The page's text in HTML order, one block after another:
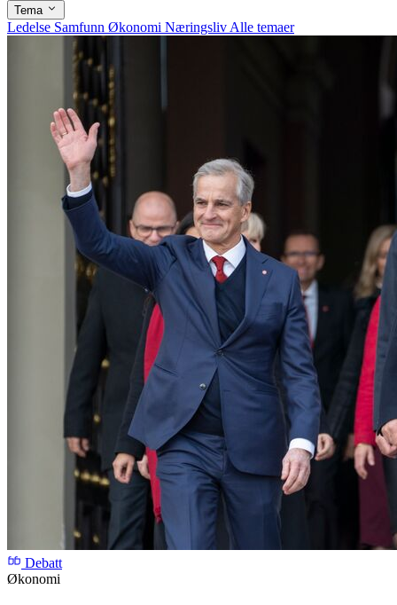
Tema
Ledelse Samfunn Økonomi Næringsliv Alle temaer
Debatt
Økonomi